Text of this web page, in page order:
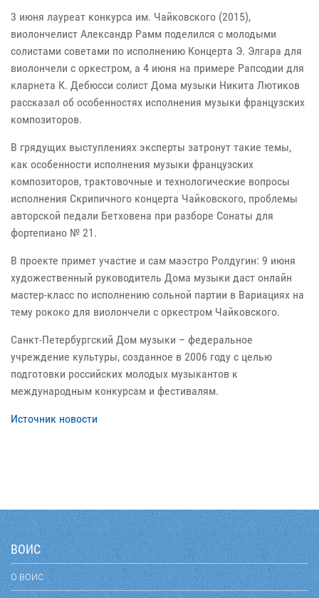
3 июня лауреат конкурса им. Чайковского (2015),
виолончелист Александр Рамм поделился с молодыми
солистами советами по исполнению Концерта Э. Элгара для
виолончели с оркестром, а 4 июня на примере Рапсодии для
кларнета К. Дебюсси солист Дома музыки Никита Лютиков
рассказал об особенностях исполнения музыки французских
композиторов.
В грядущих выступлениях эксперты затронут такие темы,
как особенности исполнения музыки французских
композиторов, трактовочные и технологические вопросы
исполнения Скрипичного концерта Чайковского, проблемы
авторской педали Бетховена при разборе Сонаты для
фортепиано № 21.
В проекте примет участие и сам маэстро Ролдугин: 9 июня
художественный руководитель Дома музыки даст онлайн
мастер-класс по исполнению сольной партии в Вариациях на
тему рококо для виолончели с оркестром Чайковского.
Санкт-Петербургский Дом музыки – федеральное
учреждение культуры, созданное в 2006 году с целью
подготовки российских молодых музыкантов к
международным конкурсам и фестивалям.
Источник новости
ВОИС
О ВОИС